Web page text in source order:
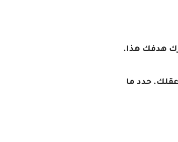
هدفك هذا.
حدد ما